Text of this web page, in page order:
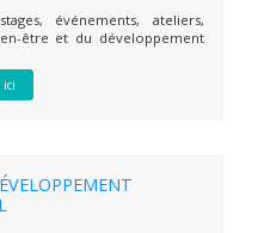
événements, ateliers,
être et du développement
ici